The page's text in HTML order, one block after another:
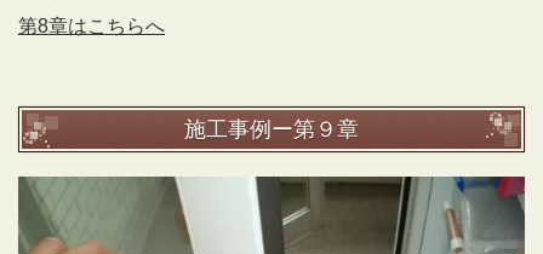
第8章はこちらへ
施工事例ー第９章